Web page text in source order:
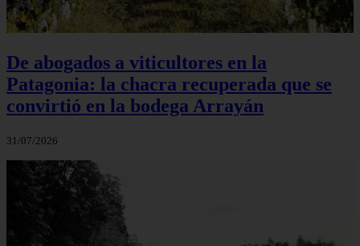
De abogados a viticultores en la
Patagonia: la chacra recuperada que se
convirtió en la bodega Arrayán
31/07/2026